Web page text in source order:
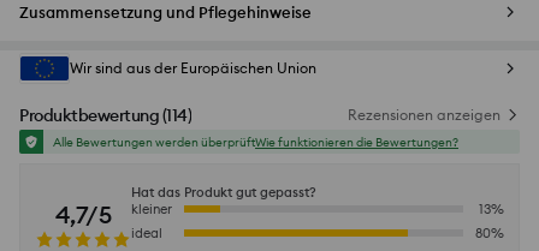
Zusammensetzung und Pflegehinweise
Wir sind aus der Europäischen Union
Produktbewertung(114) Rezensionen anzeigen
Alle Bewertungen werden überprüftWie funktionieren die Bewertungen?
4,7/5
Hat das Produkt gut gepasst?
kleiner
13%
ideal
80%